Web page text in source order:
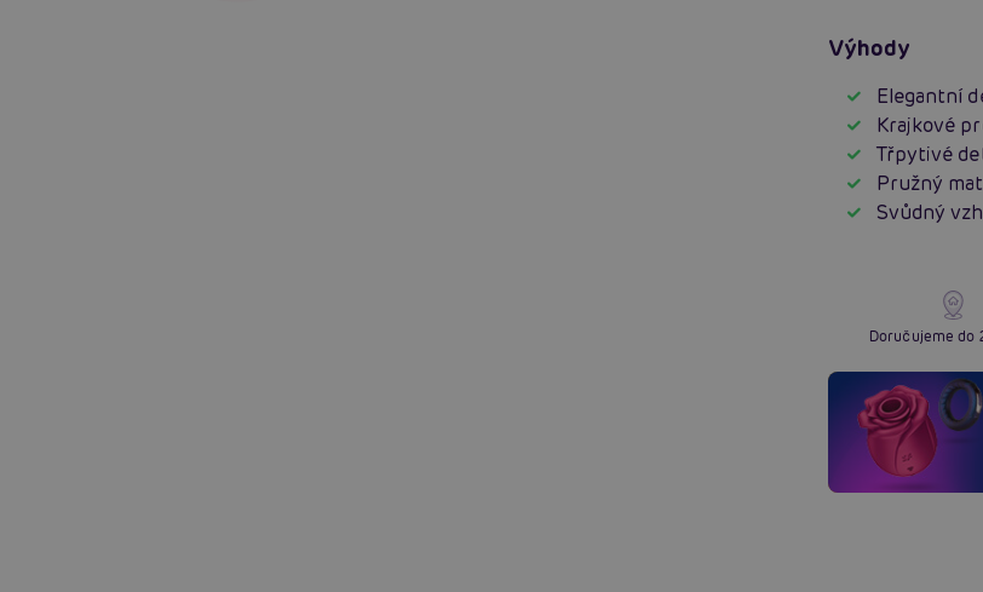
Výhody
Elegantní
Krajkové
Třpytivé
Pružný
Svůdný
Doručujeme do